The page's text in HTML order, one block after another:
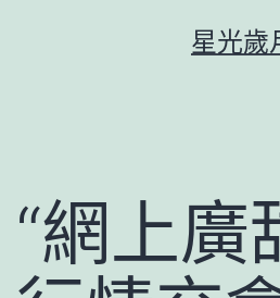
星光歲
“網上廣